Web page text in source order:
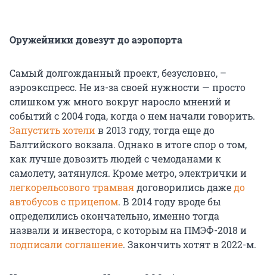
Оружейники довезут до аэропорта
Самый долгожданный проект, безусловно, –
аэроэкспресс. Не из-за своей нужности — просто
слишком уж много вокруг наросло мнений и
событий с 2004 года, когда о нем начали говорить.
Запустить хотелив 2013 году, тогда еще до
Балтийского вокзала. Однако в итоге спор о том,
как лучше довозить людей с чемоданами к
самолету, затянулся. Кроме метро, электрички и
легкорельсового трамваядоговорились дажедо
автобусов с прицепом. В 2014 году вроде бы
определились окончательно, именно тогда
назвали и инвестора, с которым на ПМЭФ-2018 и
подписали соглашение. Закончить хотят в 2022-м.